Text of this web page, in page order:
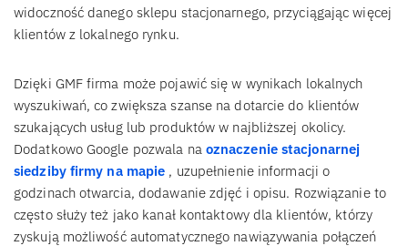
widoczność danego sklepu stacjonarnego, przyciągając więcej
klientów z lokalnego rynku.
Dzięki GMF firma może pojawić się w wynikach lokalnych
wyszukiwań, co zwiększa szanse na dotarcie do klientów
szukających usług lub produktów w najbliższej okolicy.
Dodatkowo Google pozwala na oznaczenie stacjonarnej
siedziby firmy na mapie , uzupełnienie informacji o
godzinach otwarcia, dodawanie zdjęć i opisu. Rozwiązanie to
często służy też jako kanał kontaktowy dla klientów, którzy
zyskują możliwość automatycznego nawiązywania połączeń